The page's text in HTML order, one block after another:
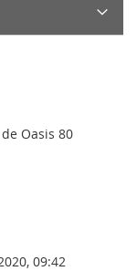
Oasis 80
09:42